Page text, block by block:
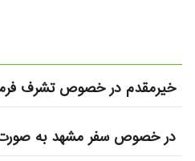
خیرمقدم در خصوص تشرف
در خصوص سفر مشهد به صورت